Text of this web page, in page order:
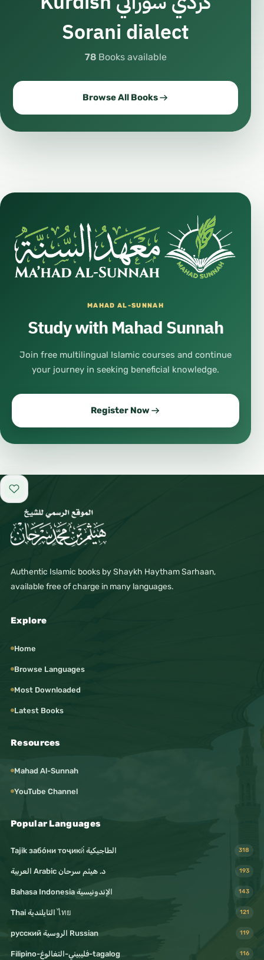
Sorani dialect
78 Books available
Browse All Books
MAHAD AL-SUNNAH
Study with Mahad Sunnah
Join free multilingual Islamic courses and continue
your journey in seeking beneficial knowledge.
Register Now
Add to favorites
Authentic Islamic books by Shaykh Haytham Sarhaan,
available free of charge in many languages.
Explore
Home
Browse Languages
Most Downloaded
Latest Books
Resources
Mahad Al-Sunnah
YouTube Channel
Popular Languages
Tajik забо́ни тоҷикӣ́ الطاجيكية 318
د. هيثم سرحان Arabic العربية 193
Bahasa Indonesia الإندونيسية 143
Thai التايلندية ไทย 121
русский الروسية Russian 119
Filipino-فليبيني-التغالوغ-tagalog 116